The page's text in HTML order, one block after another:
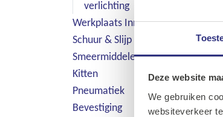
Deze website
We gebruiken
websiteverkeer
verlichting
Werkplaats Inrichting
Schuur & Slijp
Smeermiddelen, Verf , Lijmen &
Kitten
Pneumatiek
Bevestiging